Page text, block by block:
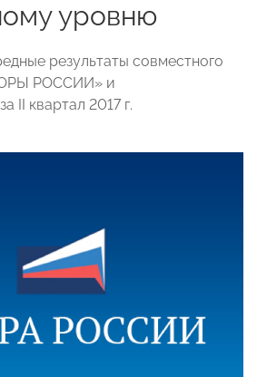
уровню
результаты совместного
РОССИИ» и
II квартал 2017 г.